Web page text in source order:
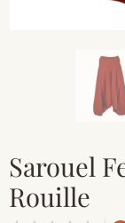
Sarouel
Rouille